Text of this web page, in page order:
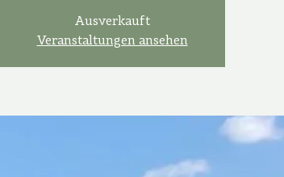
Ausverkauft
Veranstaltungen ansehen